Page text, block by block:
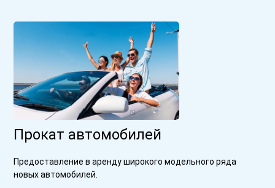
Прокат автомобилей
Предоставление в аренду широкого модельного ряда
новых автомобилей.